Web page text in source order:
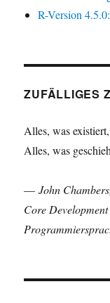
R-Version
ZUFÄLLIGES
Alles, was
Alles, was
—John
Core